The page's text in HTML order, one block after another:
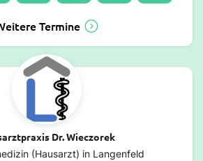
Termine
Dr. Wieczorek
(Hausarzt) in Langenfeld